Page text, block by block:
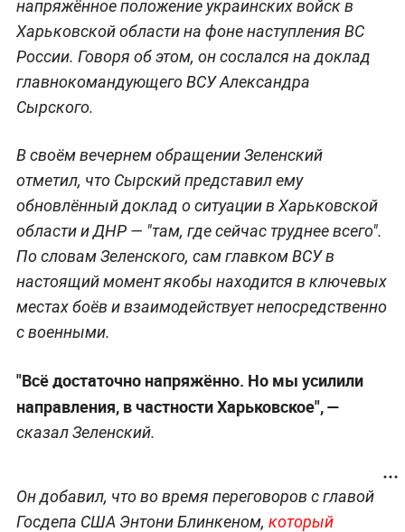
напряжённое положение украинских войск в
Харьковской области на фоне наступления ВС
России. Говоря об этом, он сослался на доклад
главнокомандующего ВСУ Александра
Сырского.
В своём вечернем обращении Зеленский
отметил, что Сырский представил ему
обновлённый доклад о ситуации в Харьковской
области и ДНР — "там, где сейчас труднее всего".
По словам Зеленского, сам главком ВСУ в
настоящий момент якобы находится в ключевых
местах боёв и взаимодействует непосредственно
с военными.
"Всё достаточно напряжённо. Но мы усилили
направления, в частности Харьковское", —
сказал Зеленский.
Он добавил, что во время переговоров с главой
Госдепа США Энтони Блинкеном, который